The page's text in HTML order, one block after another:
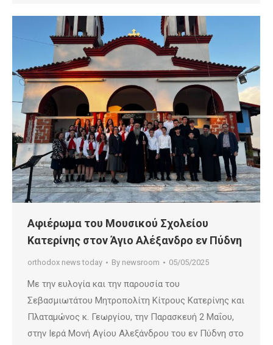
Αφιέρωμα του Μουσικού Σχολείου
Κατερίνης στον Άγιο Αλέξανδρο εν Πύδνη
orthodox news today By newsroom 05/05/2025
Με την ευλογία και την παρουσία του
Σεβασμιωτάτου Μητροπολίτη Κίτρους Κατερίνης και
Πλαταμώνος κ. Γεωργίου, την Παρασκευή 2 Μαΐου,
στην Ιερά Μονή Αγίου Αλεξάνδρου του εν Πύδνη στο